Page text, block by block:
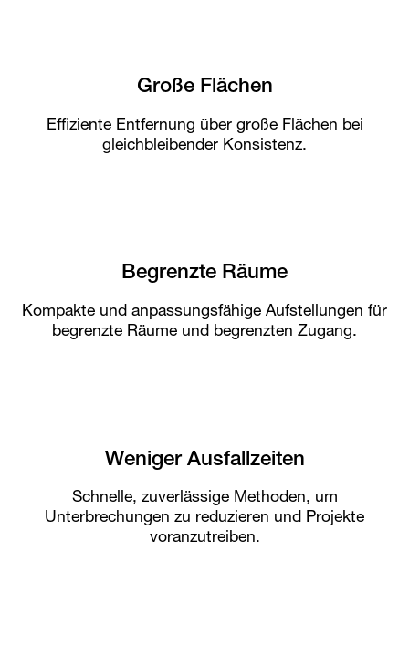
Große Flächen
Effiziente Entfernung über große Flächen bei
gleichbleibender Konsistenz.
Begrenzte Räume
Kompakte und anpassungsfähige Aufstellungen für
begrenzte Räume und begrenzten Zugang.
Weniger Ausfallzeiten
Schnelle, zuverlässige Methoden, um
Unterbrechungen zu reduzieren und Projekte
voranzutreiben.